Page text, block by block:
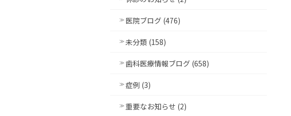
医院ブログ (476)
未分類 (158)
歯科医療情報ブログ (658)
症例 (3)
重要なお知らせ (2)